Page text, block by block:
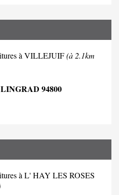
à VILLEJUIF(à 2.1km
94800
à L' HAY LES ROSES